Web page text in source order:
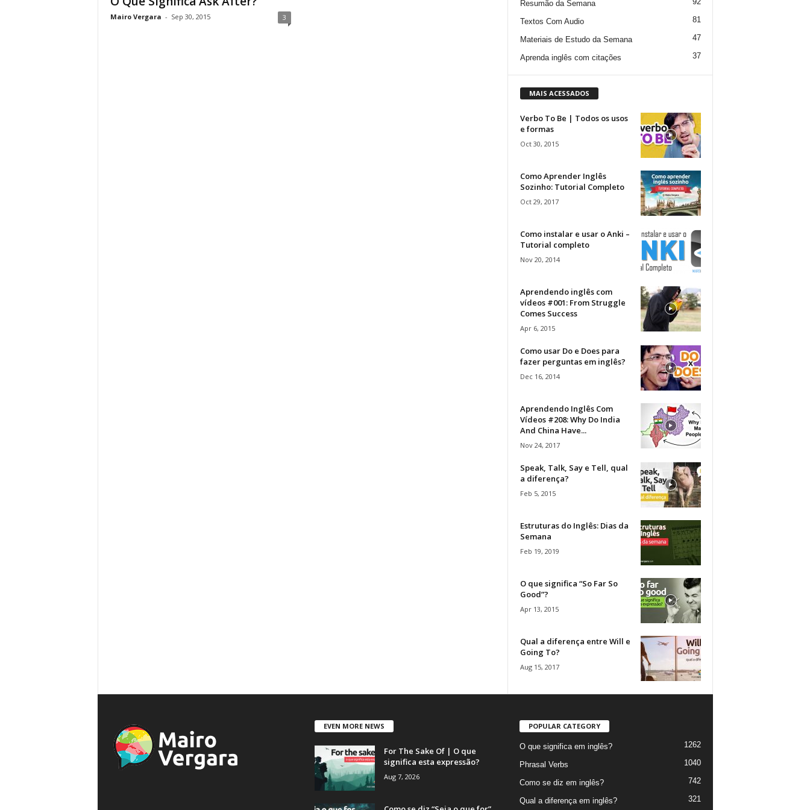
Mairo Vergara - Sep 30, 2015 3
Resumão da Semana
Textos Com Audio 81
Materiais de Estudo da Semana 47
Aprenda inglês com citações 37
MAIS ACESSADOS
Verbo To Be | Todos os usos
e formas
Oct 30, 2015
Como Aprender Inglês
Sozinho: Tutorial Completo
Oct 29, 2017
Como instalar e usar o Anki –
Tutorial completo
Nov 20, 2014
Aprendendo inglês com
vídeos #001: From Struggle
Comes Success
Apr 6, 2015
Como usar Do e Does para
fazer perguntas em inglês?
Dec 16, 2014
Aprendendo Inglês Com
Vídeos #208: Why Do India
And China Have...
Nov 24, 2017
Speak, Talk, Say e Tell, qual
a diferença?
Feb 5, 2015
Estruturas do Inglês: Dias da
Semana
Feb 19, 2019
O que significa “So Far So
Good”?
Apr 13, 2015
Qual a diferença entre Will e
Going To?
Aug 15, 2017
EVEN MORE NEWS
For The Sake Of | O que
significa esta expressão?
Aug 7, 2026
POPULAR CATEGORY
O que significa em inglês? 1262
Phrasal Verbs 1040
Como se diz em inglês? 742
Qual a diferença em inglês? 321